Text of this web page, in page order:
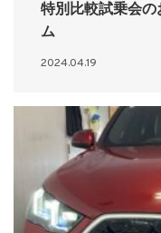
特別比較試乗会
ム
2024.04.19